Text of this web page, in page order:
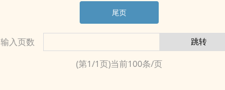
尾页
输入页数
(第1/1页)当前100条/页